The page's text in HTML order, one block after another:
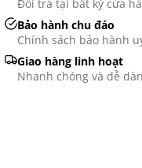
Đổi trả tại bất kỳ cửa
Bảo hành chu đáo
Chính sách bảo hành
Giao hàng linh hoạt
Nhanh chóng và dễ